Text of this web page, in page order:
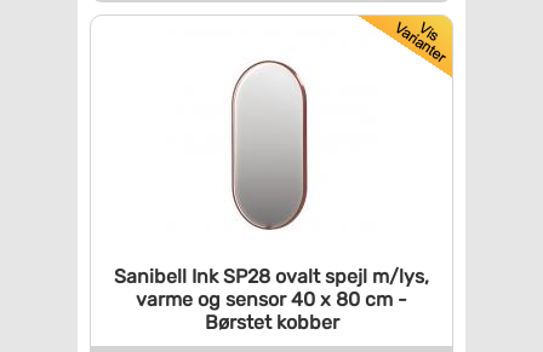
Sanibell Ink SP28 ovalt spejl m/lys,
varme og sensor 40 x 80 cm -
Børstet kobber